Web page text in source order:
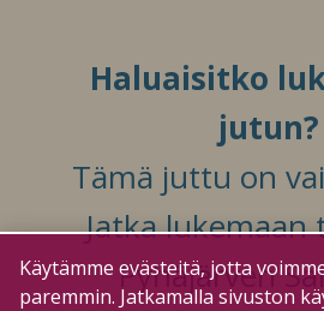
Haluaisitko
jutun?
Tämä juttu on
Jatka lukemaan
Pyhäjärven
Käytämme evästeitä, jotta
paremmin. Jatkamalla sivuston